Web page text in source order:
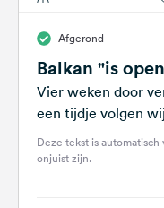
Afgerond
Balkan "is
Vier weken door
een tijdje volgen
documentaires
Al snel...
Deze tekst is
onjuist zijn.